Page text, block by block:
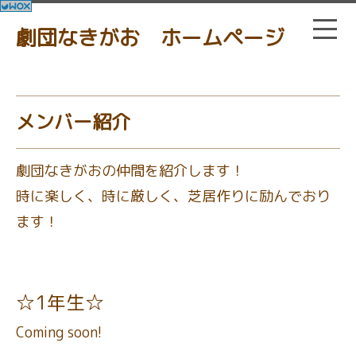
劇団なきがお ホームページ
メンバー紹介
劇団なきがおの仲間を紹介します！
時に楽しく、時に厳しく、芝居作りに励んでおり
ます！
☆1年生☆
Coming soon!